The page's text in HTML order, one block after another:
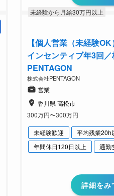
未経験から月給30万円以上
【個人営業（未経験
インセンティブ年3回
PENTAGON
株式会社PENTAGON
営業
香川県 高松市
300万円〜300万円
未経験歓迎
平均残業20h
年間休日120日以上
通勤
詳細をみ